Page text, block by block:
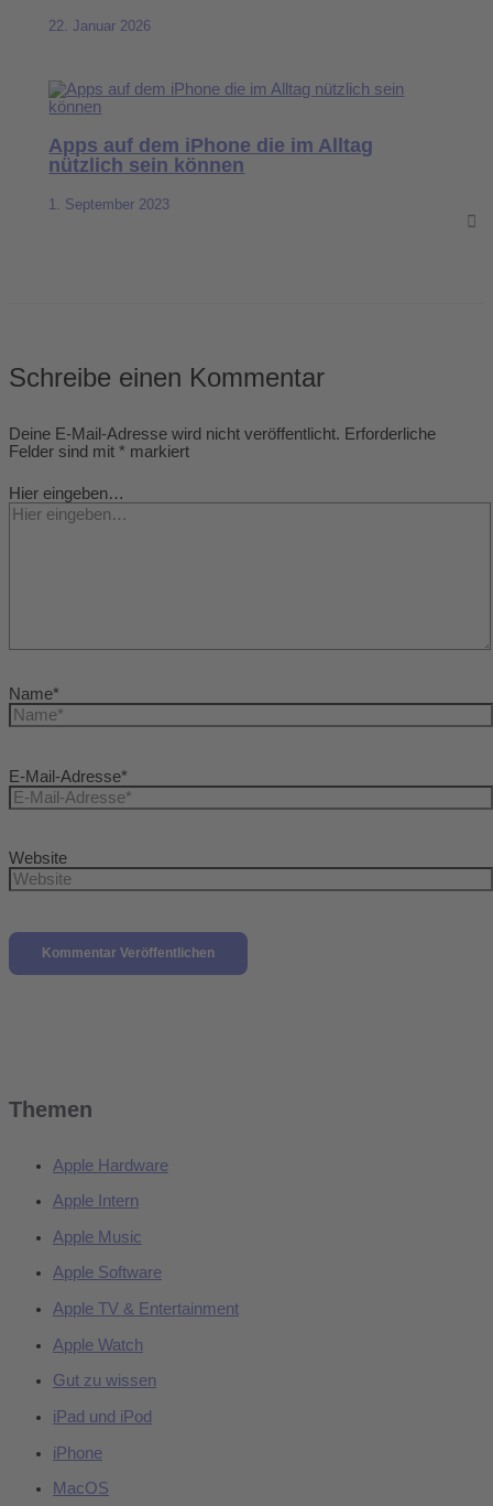
22. Januar 2026
Apps auf dem iPhone die im Alltag
nützlich sein können
1. September 2023
Schreibe einen Kommentar
Deine E-Mail-Adresse wird nicht veröffentlicht. Erforderliche
Felder sind mit * markiert
Hier eingeben…
Name*
E-Mail-Adresse*
Website
Themen
Apple Hardware
Apple Intern
Apple Music
Apple Software
Apple TV & Entertainment
Apple Watch
Gut zu wissen
iPad und iPod
iPhone
MacOS